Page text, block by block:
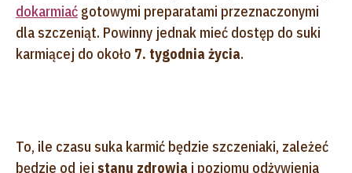
dokarmiać gotowymi preparatami przeznaczonymi
dla szczeniąt. Powinny jednak mieć dostęp do suki
karmiącej do około 7. tygodnia życia.
To, ile czasu suka karmić będzie szczeniaki, zależeć
będzie od jej stanu zdrowia i poziomu odżywienia